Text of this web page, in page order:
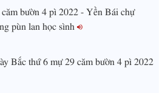
bườn 4 pì 2022 - Yền Bái chự
pùn lan học sình
Bắc thứ 6 mự 29 căm bườn 4 pì 2022